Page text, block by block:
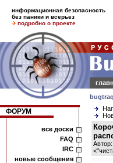
информационная безопасность
без паники и всерьез
подробно о проекте
ФОРУМ
все доски
FAQ
IRC
новые сообщения
<